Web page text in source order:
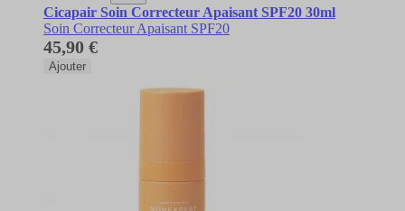
Cicapair Soin Correcteur Apaisant SPF20 30ml
Soin Correcteur Apaisant SPF20
45,90 €
Ajouter